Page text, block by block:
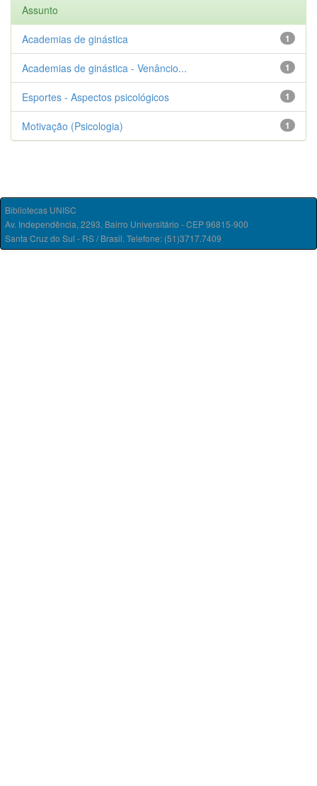
Assunto
1
Academias de ginástica
1
Academias de ginástica - Venâncio...
1
Esportes - Aspectos psicológicos
1
Motivação (Psicologia)
Bibliotecas UNISC
Av. Independência, 2293, Bairro Universitário - CEP 96815-900
Santa Cruz do Sul - RS / Brasil. Telefone: (51)3717.7409